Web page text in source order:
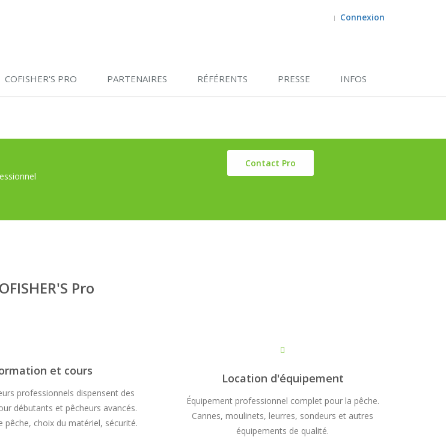
Connexion
COFISHER'S PRO PARTENAIRES RÉFÉRENTS PRESSE INFOS
Contact Pro
Pro
et cours
professionnels dispensent des
débutants et pêcheurs avancés.
pêche, choix du matériel, sécurité.
Location d'équipement
Équipement professionnel complet pour la pêche.
Cannes, moulinets, leurres, sondeurs et autres
équipements de qualité.